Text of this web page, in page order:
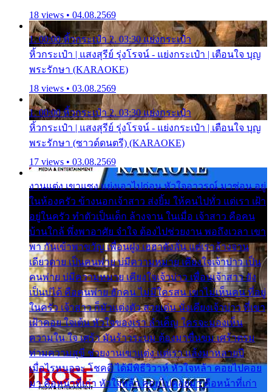
18 views • 04.08.2569
1. 00:00 หิ้วกระเป๋า 2. 03:30 แย่งกระเป๋า
หิ้วกระเป๋า | แสงสุรีย์ รุ่งโรจน์ - แย่งกระเป๋า | เตือนใจ บุญ
พระรักษา (KARAOKE)
18 views • 03.08.2569
1. 00:00 หิ้วกระเป๋า 2. 03:30 แย่งกระเป๋า
หิ้วกระเป๋า | แสงสุรีย์ รุ่งโรจน์ - แย่งกระเป๋า | เตือนใจ บุญ
พระรักษา (ซาวด์ดนตรี) (KARAOKE)
17 views • 03.08.2569
งานแต่ง เขาแซง แย่งเอาไปก่อน หัวใจอาวรณ์ มาซ่อน อยู่
ในห้องครัว ข้างนอกเจ้าสาว ส่งยิ้ม ให้คนไปทั่ว แต่เรา เฝ้า
อยู่ในครัว ทำตัวเป็นเด็ก ล้างจาน ในเมื่อ เจ้าสาว คือคน
บ้านใกล้ พึ่งพาอาศัย จำใจ ต้องไปช่วยงาน พอถึงเวลา เขา
พา กันเข้าพาขวัญ เพื่อนฝูง เฮฮาดังลั่น แต่เราล้างจาน
เดียวดาย เป็นคนพ่าย บ่มีความหมาย เคียงใจเจ้าบ่าว เป็น
คนพ่าย บ่มีความหมาย เคียงใจเจ้าบ่าว เพื่อนเจ้าสาว ยัง
เป็นบ่ได้ คือคนพ่าย ฮักคน ไม่มีใครสน เขาไม่เห็นคน ที่อยู่
ในครัว เจ้าสาว ก็มัวแต่งตัว สวยเด่น นั่งเคียงเจ้าบ่าว ที่เขา
เฝ้าคอย ใจเต้น หัวใจของเรา ลำเค็ญ ใครจะมองเห็น
ความใน ใจ เศร้า มันร้าวระบม ต้องมาขื่นขม เศร้าตรม
ท่ามความสุขี ช่วยงานเขาแต่ง แต่เรา แล้งมาหลายปี
เมื่อไรหนอจะ โชคดี ได้มีพิธีวิวาห์ หัวใจหล้า คอยไปคอย
มา คือหน้าที่เก่า หัวใจหล้า คอยไปคอยมา คือหน้าที่เก่า